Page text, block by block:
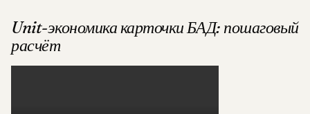
Unit-экономика карточки БАД: пошаговый
расчёт